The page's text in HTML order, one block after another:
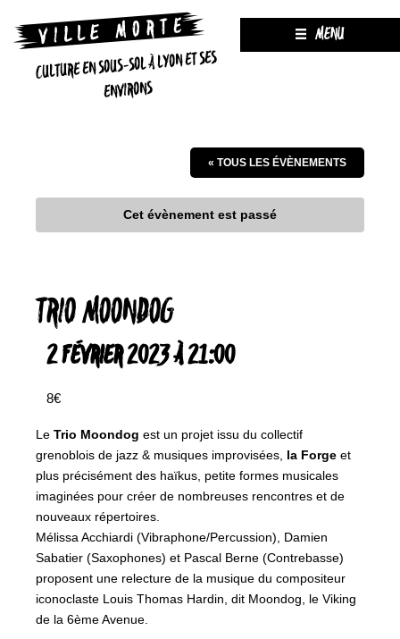
CULTURE EN SOUS-SOL À LYON ET SES
ENVIRONS
MENU
« TOUS LES ÉVÈNEMENTS
Cet évènement est passé
TRIO MOONDOG
2 FÉVRIER 2023 À 21:00
8€
Le Trio Moondog est un projet issu du collectif
grenoblois de jazz & musiques improvisées, la Forge et
plus précisément des haïkus, petite formes musicales
imaginées pour créer de nombreuses rencontres et de
nouveaux répertoires.
Mélissa Acchiardi (Vibraphone/Percussion), Damien
Sabatier (Saxophones) et Pascal Berne (Contrebasse)
proposent une relecture de la musique du compositeur
iconoclaste Louis Thomas Hardin, dit Moondog, le Viking
de la 6ème Avenue.